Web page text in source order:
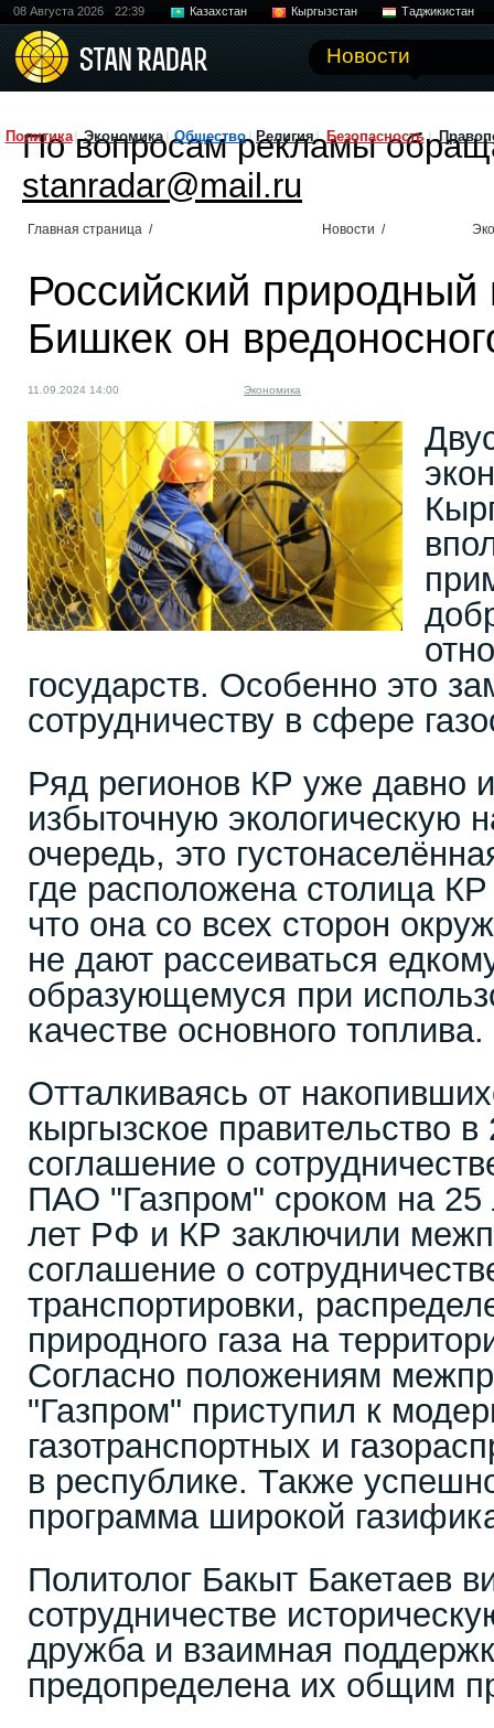
08 Августа 2026 22:39 Казахстан Кыргызстан Таджикистан
Новости
Политика Экономика Общество Религия Безопасность
По вопросам рекламы
stanradar@mail.ru
Главная страница / Новости /
Российский природный
Бишкек он
11.09.2024 14:00 Экономика
государств. Особенно это
сотрудничеству в сфере
Ряд регионов КР уже давно
избыточную экологическую
очередь, это
где расположена столица
что она со всех сторон
не дают рассеиваться
образующемуся при
качестве основного топлива.
Отталкиваясь от
кыргызское правительство
соглашение о
ПАО "Газпром" сроком на 25
лет РФ и КР заключили
соглашение о
транспортировки,
природного газа на
Согласно положениям
"Газпром" приступил к
газотранспортных и
в республике. Также
программа широкой
Политолог Бакыт Бакетаев
сотрудничестве
дружба и взаимная
предопределена их общим